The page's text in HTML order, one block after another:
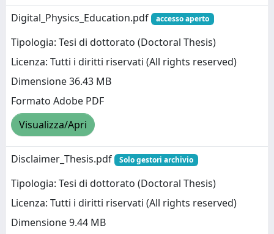
Digital_Physics_Education.pdf
accesso aperto
Tipologia: Tesi di dottorato (Doctoral Thesis)
Licenza: Tutti i diritti riservati (All rights reserved)
Dimensione 36.43 MB
Formato Adobe PDF
Visualizza/Apri
Disclaimer_Thesis.pdf Solo gestori archivio
Tipologia: Tesi di dottorato (Doctoral Thesis)
Licenza: Tutti i diritti riservati (All rights reserved)
Dimensione 9.44 MB